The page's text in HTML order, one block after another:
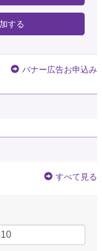
する
バナー広告お申込み
すべて見る